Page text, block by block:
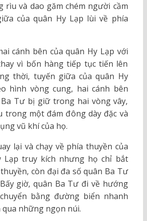
rìu và dao găm chém người cầm
của quân Hy Lạp lùi về phía
cánh bên của quân Hy Lạp với
vì bốn hàng tiếp tục tiến lên
thời, tuyến giữa của quân Hy
hình vòng cung, hai cánh bên
Ba Tư bị giữ trong hai vòng vây,
trong một đám đông dày đặc và
vũ khí của họ.
lại và chạy về phía thuyền của
Lạp truy kích nhưng họ chỉ bắt
còn đại đa số quân Ba Tư
giờ, quân Ba Tư đi về hướng
bằng đường biển nhanh
những ngọn núi.